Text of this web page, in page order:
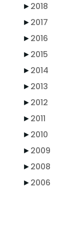
►2018
►2017
►2016
►2015
►2014
►2013
►2012
►2011
►2010
►2009
►2008
►2006